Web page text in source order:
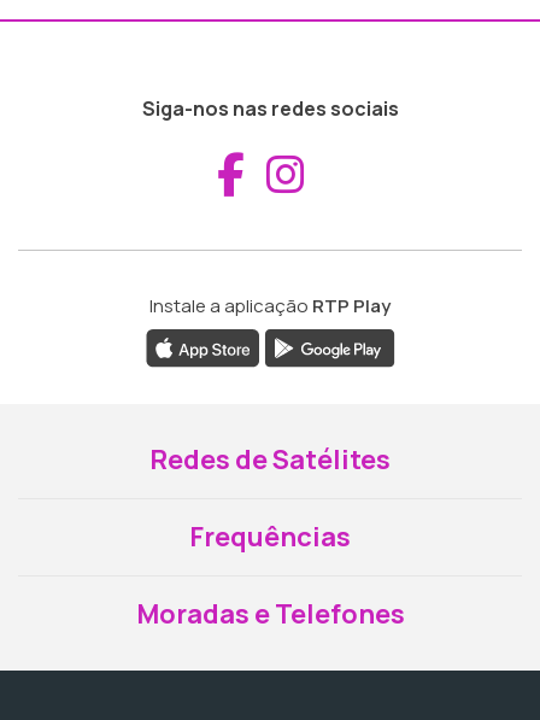
Siga-nos nas redes sociais
Aceder ao
Instale a aplicação RTP Play
Redes de Satélites
Frequências
Moradas e Telefones